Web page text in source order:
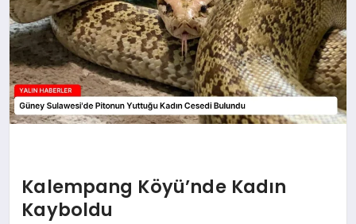
SAĞLIK
Kalempang Köyü’nde Kadın
Kayboldu